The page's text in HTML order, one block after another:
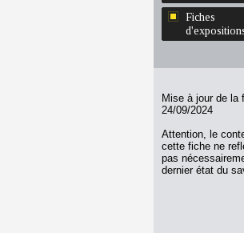
Fiches
Mise à jour de la
24/09/2024
Attention, le
cette fiche ne
pas
dernier état du